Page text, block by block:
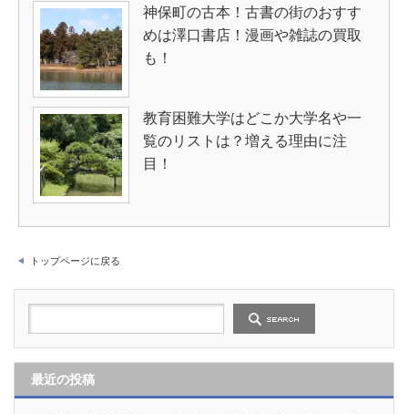
神保町の古本！古書の街のおすす
めは澤口書店！漫画や雑誌の買取
も！
教育困難大学はどこか大学名や一
覧のリストは？増える理由に注
目！
トップページに戻る
最近の投稿